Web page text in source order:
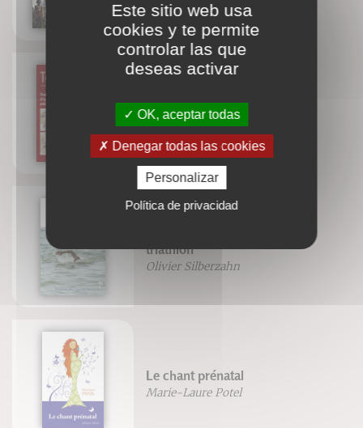
Topoguide du corps humain -
Troisième édition
triathlon
Olivier Silberzahn
Le chant prénatal
Marie-Laure Potel
Este sitio web usa
cookies y te permite
controlar las que
deseas activar
OK, aceptar todas
Denegar todas las cookies
Personalizar
Política de privacidad